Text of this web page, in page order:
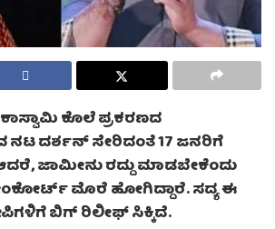
ಕೊಲೆ ಪ್ರಕರಣದ
ದರ್ಶನ್ ಸೇರಿದಂತೆ 17 ಜನರಿಗೆ
ಜಾಮೀನು ರದ್ದು ಮಾಡಬೇಕೆಂದು
ಮೊರೆ ಹೋಗಿದ್ದಾರೆ. ಸದ್ಯ ಈ
ಬಿಗ್ ರಿಲೀಫ್ ಸಿಕ್ಕಿದೆ.